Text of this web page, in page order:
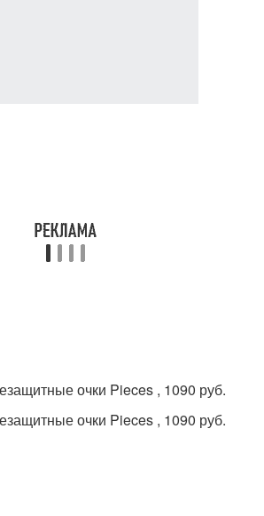
очки Pieces , 1090 руб.
очки Pieces , 1090 руб.